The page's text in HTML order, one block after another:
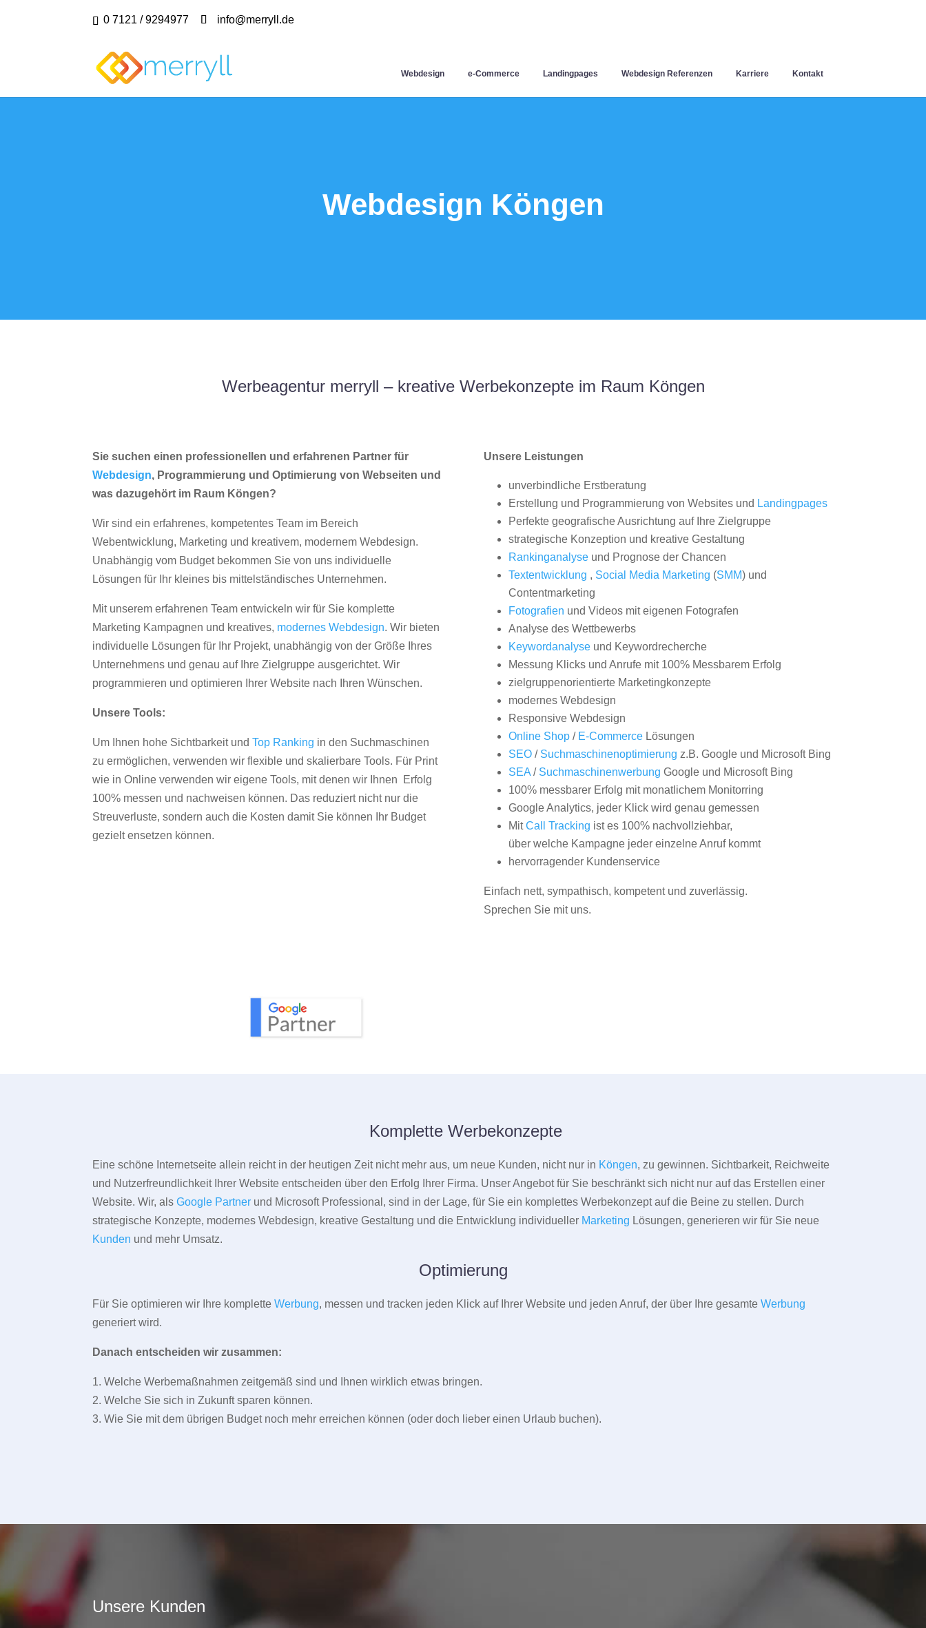
0 7121 / 9294977 info@merryll.de
Webdesign e-Commerce Landingpages Webdesign Referenzen Karriere Kontakt
Webdesign Köngen
Werbeagentur merryll – kreative Werbekonzepte im Raum Köngen
Sie suchen einen professionellen und erfahrenen Partner für
Webdesign, Programmierung und Optimierung von Webseiten und
was dazugehört im Raum Köngen?
Wir sind ein erfahrenes, kompetentes Team im Bereich
Webentwicklung, Marketing und kreativem, modernem Webdesign.
Unabhängig vom Budget bekommen Sie von uns individuelle
Lösungen für Ihr kleines bis mittelständisches Unternehmen.
Mit unserem erfahrenen Team entwickeln wir für Sie komplette
Marketing Kampagnen und kreatives, modernes Webdesign. Wir bieten
individuelle Lösungen für Ihr Projekt, unabhängig von der Größe Ihres
Unternehmens und genau auf Ihre Zielgruppe ausgerichtet. Wir
programmieren und optimieren Ihrer Website nach Ihren Wünschen.
Unsere Tools:
Um Ihnen hohe Sichtbarkeit undTop Ranking in den Suchmaschinen
zu ermöglichen, verwenden wir flexible und skalierbare Tools. Für Print
wie in Online verwenden wir eigene Tools, mit denen wir Ihnen Erfolg
100% messen und nachweisen können. Das reduziert nicht nur die
Streuverluste, sondern auch die Kosten damit Sie können Ihr Budget
gezielt ensetzen können.
Unsere Leistungen
unverbindliche Erstberatung
Erstellung und Programmierung von Websites und Landingpages
Perfekte geografische Ausrichtung auf Ihre Zielgruppe
strategische Konzeption und kreative Gestaltung
Rankinganalyseund Prognose der Chancen
Textentwicklung , Social Media Marketing (SMM) und
Contentmarketing
Fotografien und Videos mit eigenen Fotografen
Analyse des Wettbewerbs
Keywordanalyseund Keywordrecherche
Messung Klicks und Anrufe mit 100% Messbarem Erfolg
zielgruppenorientierte Marketingkonzepte
modernes Webdesign
Responsive Webdesign
Online Shop/ E-CommerceLösungen
SEO/ Suchmaschinenoptimierung z.B. Google und Microsoft Bing
SEA/ Suchmaschinenwerbung Google und Microsoft Bing
100% messbarer Erfolg mit monatlichem Monitorring
Google Analytics, jeder Klick wird genau gemessen
MitCall Tracking ist es 100% nachvollziehbar,
über welche Kampagne jeder einzelne Anruf kommt
hervorragender Kundenservice
Einfach nett, sympathisch, kompetent und zuverlässig.
Sprechen Sie mit uns.
Komplette Werbekonzepte
Eine schöne Internetseite allein reicht in der heutigen Zeit nicht mehr aus, um neue Kunden, nicht nur in Köngen, zu gewinnen. Sichtbarkeit, Reichweite
und Nutzerfreundlichkeit Ihrer Website entscheiden über den Erfolg Ihrer Firma. Unser Angebot für Sie beschränkt sich nicht nur auf das Erstellen einer
Website. Wir, alsGoogle Partner und Microsoft Professional, sind in der Lage, für Sie ein komplettes Werbekonzept auf die Beine zu stellen. Durch
strategische Konzepte, modernes Webdesign, kreative Gestaltung und die Entwicklung individueller Marketing Lösungen, generieren wir für Sie neue
Kunden und mehr Umsatz.
Optimierung
Für Sie optimieren wir Ihre kompletteWerbung, messen und tracken jeden Klick auf Ihrer Website und jeden Anruf, der über Ihre gesamteWerbung
generiert wird.
Danach entscheiden wir zusammen:
1. Welche Werbemaßnahmen zeitgemäß sind und Ihnen wirklich etwas bringen.
2. Welche Sie sich in Zukunft sparen können.
3. Wie Sie mit dem übrigen Budget noch mehr erreichen können (oder doch lieber einen Urlaub buchen).
Unsere Kunden